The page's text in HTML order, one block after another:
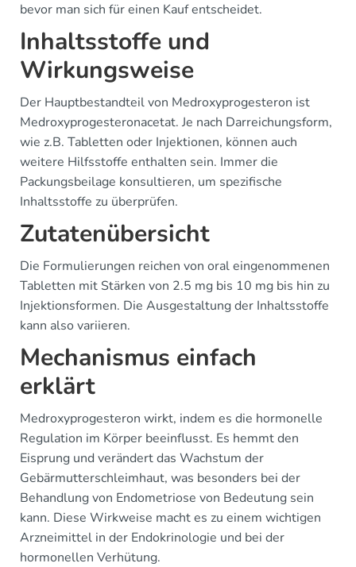
bevor man sich für einen Kauf entscheidet.
Inhaltsstoffe und
Wirkungsweise
Der Hauptbestandteil von Medroxyprogesteron ist
Medroxyprogesteronacetat. Je nach Darreichungsform,
wie z.B. Tabletten oder Injektionen, können auch
weitere Hilfsstoffe enthalten sein. Immer die
Packungsbeilage konsultieren, um spezifische
Inhaltsstoffe zu überprüfen.
Zutatenübersicht
Die Formulierungen reichen von oral eingenommenen
Tabletten mit Stärken von 2.5 mg bis 10 mg bis hin zu
Injektionsformen. Die Ausgestaltung der Inhaltsstoffe
kann also variieren.
Mechanismus einfach
erklärt
Medroxyprogesteron wirkt, indem es die hormonelle
Regulation im Körper beeinflusst. Es hemmt den
Eisprung und verändert das Wachstum der
Gebärmutterschleimhaut, was besonders bei der
Behandlung von Endometriose von Bedeutung sein
kann. Diese Wirkweise macht es zu einem wichtigen
Arzneimittel in der Endokrinologie und bei der
hormonellen Verhütung.